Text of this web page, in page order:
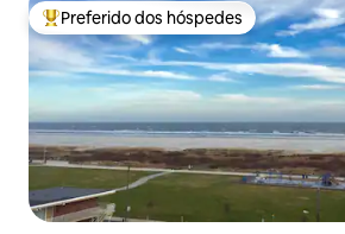
Entre os melhores preferidos dos
Preferido dos hóspedes